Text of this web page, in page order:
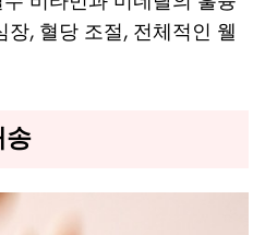
, 혈당 조절, 전체적인 웰
송